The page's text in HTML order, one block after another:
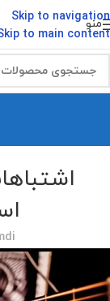
Skip to navigation
to main content
منو